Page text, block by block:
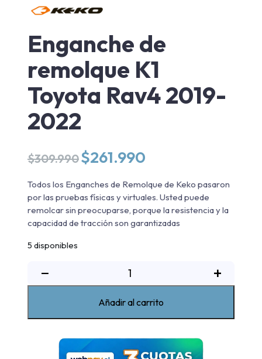
Enganche de
remolque K1
Toyota Rav4 2019-
2022
$309.990 El
precio
original
era:
$309.990.
$261.990
actual
es:
$261.990.
Todos los Enganches de Remolque de Keko pasaron
por las pruebas físicas y virtuales. Usted puede
remolcar sin preocuparse, porque la resistencia y la
capacidad de tracción son garantizadas
5 disponibles
−
Rav4
2019-
+
Añadir al carrito